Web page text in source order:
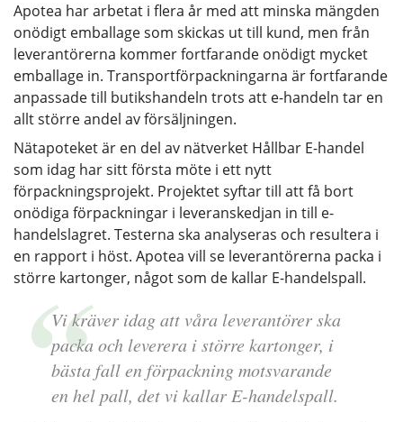
Apotea har arbetat i flera år med att minska mängden
onödigt emballage som skickas ut till kund, men från
leverantörerna kommer fortfarande onödigt mycket
emballage in. Transportförpackningarna är fortfarande
anpassade till butikshandeln trots att e-handeln tar en
allt större andel av försäljningen.
Nätapoteket är en del av nätverket Hållbar E-handel
som idag har sitt första möte i ett nytt
förpackningsprojekt. Projektet syftar till att få bort
onödiga förpackningar i leveranskedjan in till e-
handelslagret. Testerna ska analyseras och resultera i
en rapport i höst. Apotea vill se leverantörerna packa i
större kartonger, något som de kallar E-handelspall.
Vi kräver idag att våra leverantörer ska
packa och leverera i större kartonger, i
bästa fall en förpackning motsvarande
en hel pall, det vi kallar E-handelspall.